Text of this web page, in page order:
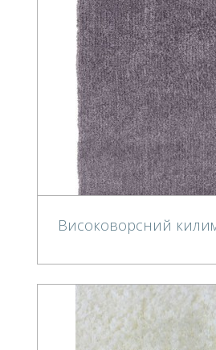
Високоворсний